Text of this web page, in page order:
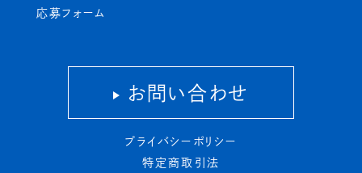
応募フォーム
お問い合わせ
プライバシーポリシー
特定商取引法